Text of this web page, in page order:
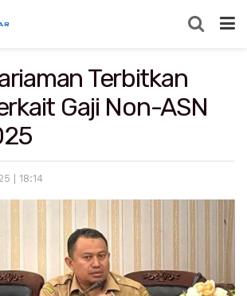
Terbitkan
Gaji Non-ASN
| 18:14